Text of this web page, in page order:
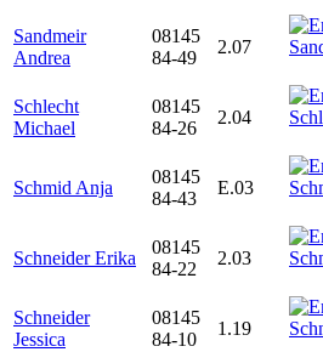
Sandmeir
Andrea
08145
84-49
2.07
Schlecht
Michael
08145
84-26
2.04
Schmid Anja
08145
84-43
E.03
Schneider Erika
08145
84-22
2.03
Schneider
Jessica
08145
84-10
1.19